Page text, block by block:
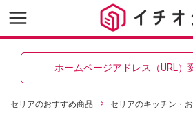
ホームページアドレス（URL）
セリアのおすすめ商品 セリアのキッチン・